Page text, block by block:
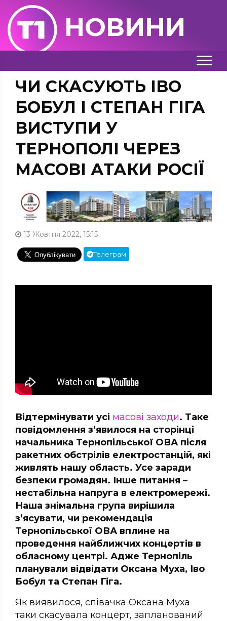
НОВИНИ
ЧИ СКАСУЮТЬ ІВО
БОБУЛ І СТЕПАН ГІГА
ВИСТУПИ У
ТЕРНОПОЛІ ЧЕРЕЗ
МАСОВІ АТАКИ РОСІЇ
13 Жовтня 2022, 15:15
Телеграм
Відтермінувати усі масові заходи. Таке
повідомлення з’явилося на сторінці
начальника Тернопільської ОВА після
ракетних обстрілів електростанцій, які
живлять нашу область. Усе заради
безпеки громадян. Інше питання –
нестабільна напруга в електромережі.
Наша знімальна група вирішила
з’ясувати, чи рекомендація
Тернопільської ОВА вплине на
проведення найближчих концертів в
обласному центрі. Адже Тернопіль
планували відвідати Оксана Муха, Іво
Бобул та Степан Гіга.
Як виявилося, співачка Оксана Муха
таки скасувала концерт, запланований